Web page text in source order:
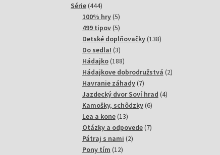
Série 444444
produktov
100% hry 55
produktov
499 tipov 55
produktov
Detské doplňovačky 138138
Do sedla! 33
produkty
Hádajko 188188
produktov
Hádajkove dobrodružstvá 22
Havranie záhady 77
produktov
Jazdecký dvor Soví hrad 44
Kamošky, schôdzky 66
Lea a kone 1313
produktov
Otázky a odpovede 77
Pátraj s nami 22
Pony tím 1212